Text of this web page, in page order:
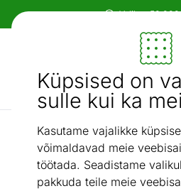
Küpsised on
sulle kui ka
Kasutame vajalikke
võimaldavad meie
töötada. Seadistame
pakkuda teile meie
Mööbel ja sisustus -
Otsi...
Aiamööbli katted ja